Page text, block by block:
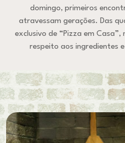
domingo, primeiros
atravessam gerações. Das
exclusivo de “Pizza em Casa”,
respeito aos ingredientes